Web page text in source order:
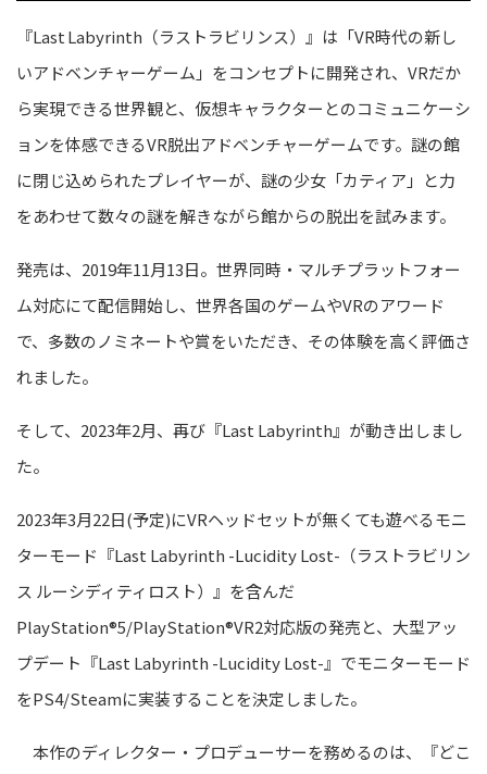
『Last Labyrinth（ラストラビリンス）』は「VR時代の新し
いアドベンチャーゲーム」をコンセプトに開発され、VRだか
ら実現できる世界観と、仮想キャラクターとのコミュニケーシ
ョンを体感できるVR脱出アドベンチャーゲームです。 謎の館
に閉じ込められたプレイヤーが、謎の少女「カティア」と力
をあわせて数々の謎を解きながら館からの脱出を試みます。
発売は、2019年11月13日。世界同時・マルチプラットフォー
ム対応にて配信開始し、世界各国のゲームやVRのアワード
で、多数のノミネートや賞をいただき、その体験を高く評価さ
れました。
そして、2023年2月、再び『Last Labyrinth』が動き出しまし
た。
2023年3月22日(予定)にVRヘッドセットが無くても遊べるモニ
ターモード 『Last Labyrinth -Lucidity Lost- （ラストラビリン
ス ルーシディティロスト） 』 を含んだ
PlayStation®5/PlayStation®VR2対応版の発売と、 大型アッ
プデート 『Last Labyrinth -Lucidity Lost-』 でモニターモード
をPS4/Steamに実装することを決定しました。
本作のディレクター・プロデューサーを務めるのは、『どこ